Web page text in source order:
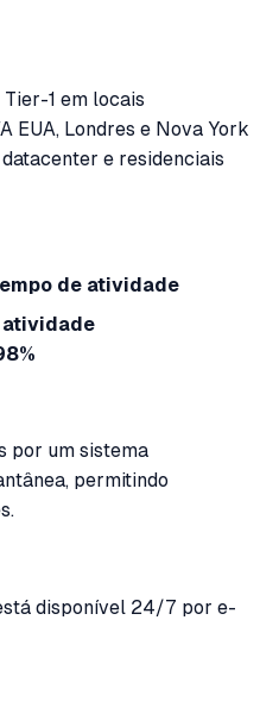
1 em locais
EUA, Londres e Nova York
e residenciais
de atividade
atividade
por um sistema
permitindo
disponível 24/7 por e-